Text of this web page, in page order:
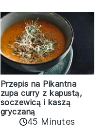
Przepis na Pikantna
zupa curry z kapustą,
soczewicą i kaszą
gryczaną
45 Minutes